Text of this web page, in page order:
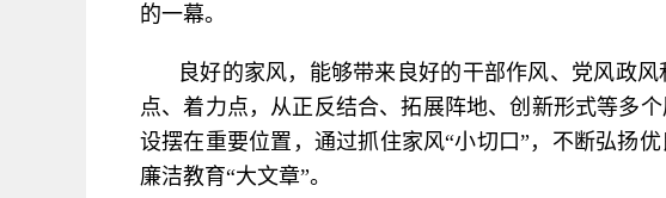
的一幕。
良好的家风，能够带来良好的干部作风、党风政
点、着力点，从正反结合、拓展阵地、创新形式等多
设摆在重要位置，通过抓住家风“小切口”，不断弘扬
廉洁教育“大文章”。